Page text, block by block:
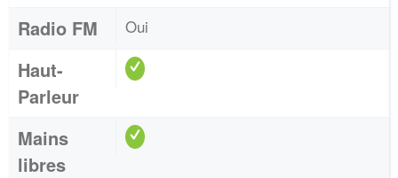
Radio FM Oui
Haut-
Parleur
Mains
libres